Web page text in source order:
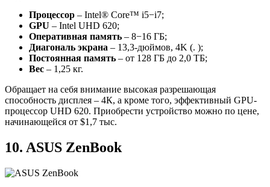
Процессор – Intel® Core™ i5−i7;
GPU – Intel UHD 620;
Оперативная память – 8−16 ГБ;
Диагональ экрана – 13,3-дюймов, 4K (. );
Постоянная память – от 128 ГБ до 2,0 ТБ;
Вес – 1,25 кг.
Обращает на себя внимание высокая разрешающая
способность дисплея – 4К, а кроме того, эффективный GPU-
процессор UHD 620. Приобрести устройство можно по цене,
начинающейся от $1,7 тыс.
10. ASUS ZenBook